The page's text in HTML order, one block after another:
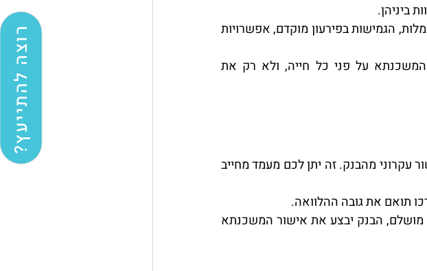
רוצה להתייעץ?
ביניהן.
תואם את גובה ההלוואה.